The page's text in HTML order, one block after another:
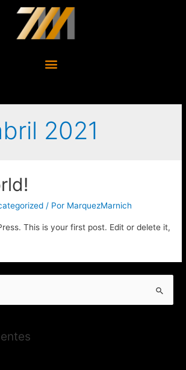
2021
/ Por MarquezMarnich
This is your first post. Edit or delete it,